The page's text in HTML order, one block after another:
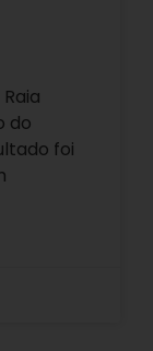
do
foi